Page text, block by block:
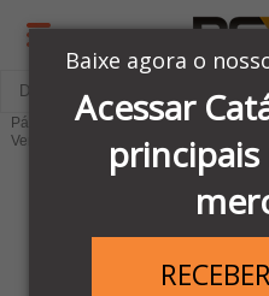
Baixe agora o
Acessar
Página Inicial LINHA
Ventiladores Industriais